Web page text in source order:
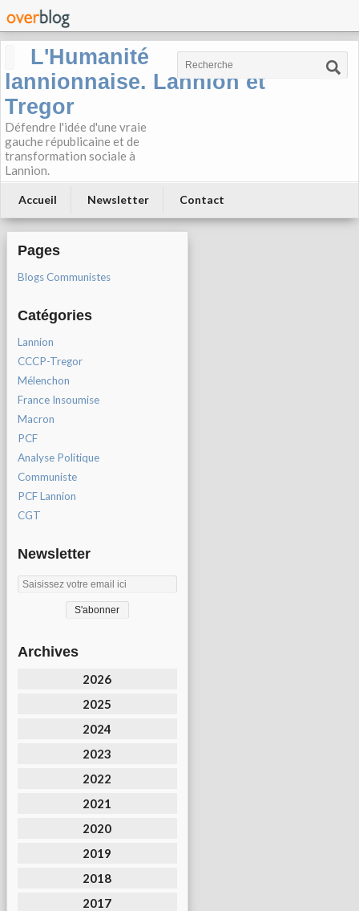
L'Humanité
lannionnaise. Lannion et
Tregor
Défendre l'idée d'une vraie
gauche républicaine et de
transformation sociale à
Lannion.
Accueil Newsletter Contact
Pages
Blogs Communistes
Catégories
Lannion
CCCP-Tregor
Mélenchon
France Insoumise
Macron
PCF
Analyse Politique
Communiste
PCF Lannion
CGT
Newsletter
Archives
2026
2025
2024
2023
2022
2021
2020
2019
2018
2017